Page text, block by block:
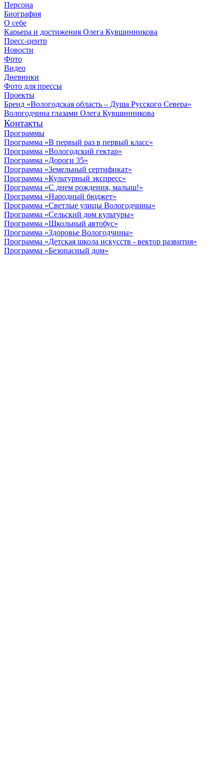
Персона
Биография
О себе
Карьера и достижения Олега Кувшинникова
Пресс-центр
Новости
Фото
Видео
Дневники
Фото для прессы
Проекты
Бренд «Вологодская область – Душа Русского Севера»
Вологодчина глазами Олега Кувшинникова
Контакты
Программы
Программа «В первый раз в первый класс»
Программа «Вологодский гектар»
Программа «Дороги 35»
Программа «Земельный сертификат»
Программа «Культурный экспресс»
Программа «С днем рождения, малыш!»
Программа «Народный бюджет»
Программа «Светлые улицы Вологодчины»
Программа «Сельский дом культуры»
Программа «Школьный автобус»
Программа «Здоровье Вологодчины»
Программа «Детская школа искусств - вектор развития»
Программа «Безопасный дом»